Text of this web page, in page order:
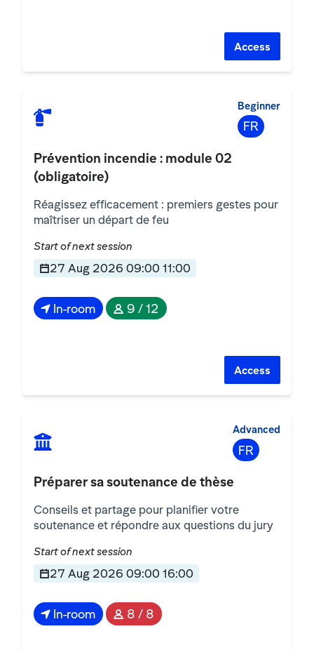
Access
Beginner
FR
Prévention incendie : module 02
(obligatoire)
Réagissez efficacement : premiers gestes pour
maîtriser un départ de feu
Start of next session
27 Aug 2026 09:00 11:00
In-room 9 / 12
Access
Advanced
FR
Préparer sa soutenance de thèse
Conseils et partage pour planifier votre
soutenance et répondre aux questions du jury
Start of next session
27 Aug 2026 09:00 16:00
In-room 8 / 8